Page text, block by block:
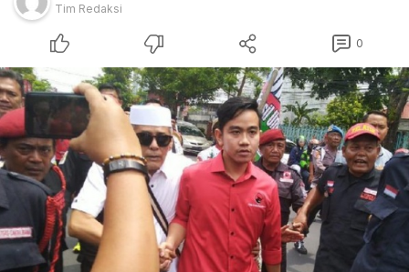
Tim Redaksi
0